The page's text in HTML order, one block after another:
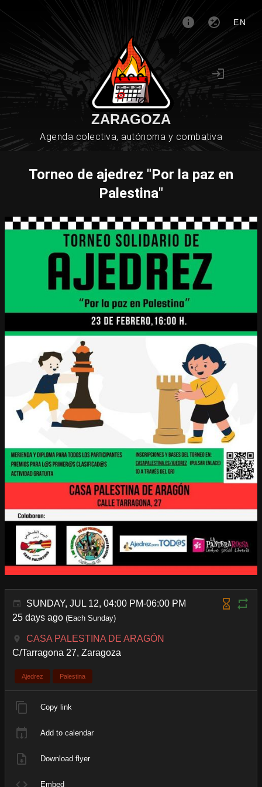
EN
ZARAGOZA
Agenda colectiva, autónoma y combativa
Torneo de ajedrez "Por la paz en
Palestina"
SUNDAY, JUL 12, 04:00 PM-06:00 PM
25 days ago (Each Sunday)
CASA PALESTINA DE ARAGÓN
C/Tarragona 27, Zaragoza
Ajedrez Palestina
Copy link
Add to calendar
Download flyer
Embed